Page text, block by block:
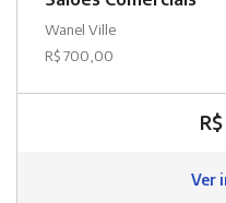
Wanel Ville
R$ 700,00
Ver